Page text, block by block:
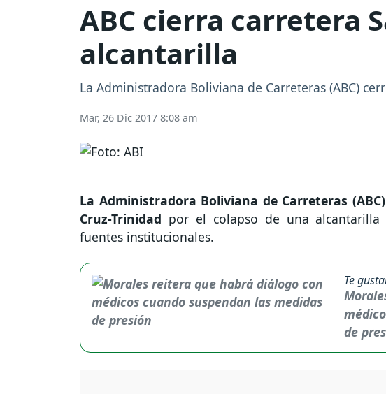
ABC cierra carretera
alcantarilla
La Administradora Boliviana de Carreteras (ABC)
Mar, 26 Dic 2017 8:08 am
La Administradora Boliviana de Carreteras
Cruz-Trinidad por el colapso de una
fuentes institucionales.
Te
de